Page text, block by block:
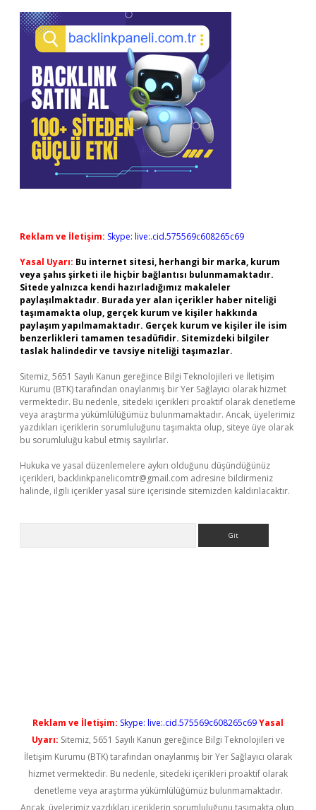
Reklam ve İletişim: Skype: live:.cid.575569c608265c69
Yasal Uyarı: Bu internet sitesi, herhangi bir marka, kurum
veya şahıs şirketi ile hiçbir bağlantısı bulunmamaktadır.
Sitede yalnızca kendi hazırladığımız makaleler
paylaşılmaktadır. Burada yer alan içerikler haber niteliği
taşımamakta olup, gerçek kurum ve kişiler hakkında
paylaşım yapılmamaktadır. Gerçek kurum ve kişiler ile isim
benzerlikleri tamamen tesadüfidir. Sitemizdeki bilgiler
taslak halindedir ve tavsiye niteliği taşımazlar.
Sitemiz, 5651 Sayılı Kanun gereğince Bilgi Teknolojileri ve İletişim
Kurumu (BTK) tarafından onaylanmış bir Yer Sağlayıcı olarak hizmet
vermektedir. Bu nedenle, sitedeki içerikleri proaktif olarak denetleme
veya araştırma yükümlülüğümüz bulunmamaktadır. Ancak, üyelerimiz
yazdıkları içeriklerin sorumluluğunu taşımakta olup, siteye üye olarak
bu sorumluluğu kabul etmiş sayılırlar.
Hukuka ve yasal düzenlemelere aykırı olduğunu düşündüğünüz
içerikleri, backlinkpanelicomtr@gmail.com adresine bildirmeniz
halinde, ilgili içerikler yasal süre içerisinde sitemizden kaldırılacaktır.
Reklam ve İletişim: Skype: live:.cid.575569c608265c69Yasal
Uyarı: Sitemiz, 5651 Sayılı Kanun gereğince Bilgi Teknolojileri ve
İletişim Kurumu (BTK) tarafından onaylanmış bir Yer Sağlayıcı olarak
hizmet vermektedir. Bu nedenle, sitedeki içerikleri proaktif olarak
denetleme veya araştırma yükümlülüğümüz bulunmamaktadır.
Ancak, üyelerimiz yazdıkları içeriklerin sorumluluğunu taşımakta olup,